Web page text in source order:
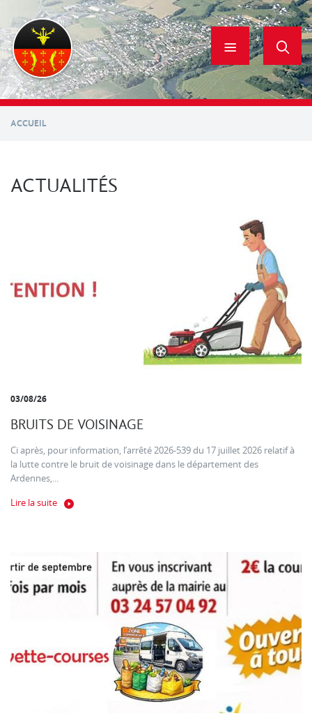
contenu
principal
ACCUEIL
ACTUALITÉS
03/08/26
BRUITS DE VOISINAGE
Ci après, pour information, l’arrêté 2026-539 du 17 juillet 2026 relatif à
la lutte contre le bruit de voisinage dans le département des
Ardennes,...
Lire la suite